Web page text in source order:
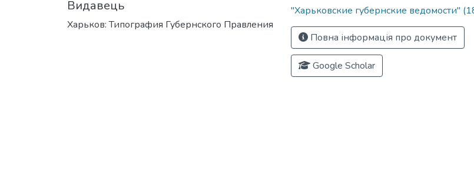
Видавець
Харьков: Типография Губернского Правления
"Харьковские губернские ведомости"
Повна інформація про документ
Google Scholar